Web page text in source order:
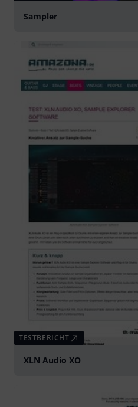
Sampler
TESTBERICHT
XLN Audio XO